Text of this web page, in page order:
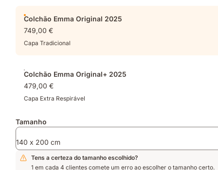
com
camada
respirável
camada
Airgocell®
altamente
Colchão Emma Original 2025
749,00 €
Capa Tradicional
Colchão Emma Original+ 2025
479,00 €
Capa Extra Respirável
Tamanho
140 x 200 cm
Tens a certeza do tamanho escolhido?
1 em cada 4 clientes comete um erro ao escolher o tamanho certo.